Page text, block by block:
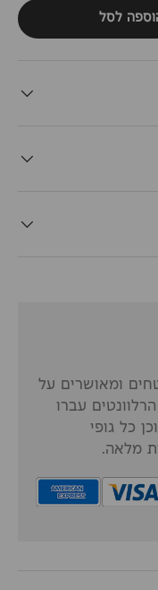
לסל
ומאושרים על
עברו
כל גופי
מלאה.